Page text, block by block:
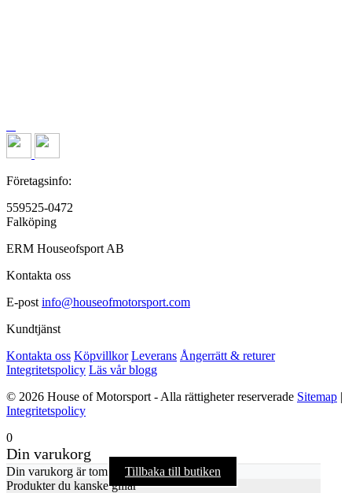
Företagsinfo:
559525-0472
Falköping
ERM Houseofsport AB
Kontakta oss
E-post info@houseofmotorsport.com
Kundtjänst
Kontakta oss Köpvillkor Leverans Ångerrätt & returer
Integritetspolicy Läs vår blogg
© 2026 House of Motorsport - Alla rättigheter reserverade Sitemap |
Integritetspolicy
0
Din varukorg
Din varukorg är tom
Tillbaka till butiken
Produkter du kanske gillar